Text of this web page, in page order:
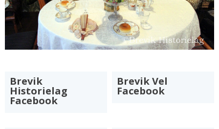
Brevik
Historielag
Facebook
Brevik Vel
Facebook